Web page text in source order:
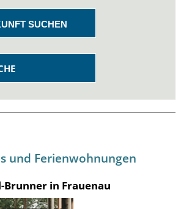
SUCHEN
und Ferienwohnungen
Brunner in Frauenau